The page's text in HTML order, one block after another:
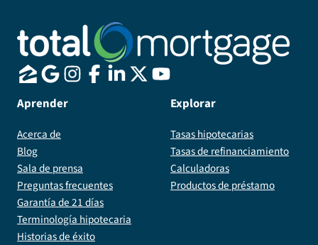
Aprender
Acerca de
Blog
Sala de prensa
Preguntas frecuentes
Garantía de 21 días
Terminología hipotecaria
Historias de éxito
Explorar
Tasas hipotecarias
Tasas de refinanciamiento
Calculadoras
Productos de préstamo